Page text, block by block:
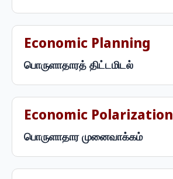
Economic Planning
பொருளாதாரத் திட்டமிடல்
Economic Polarization
பொருளாதார முனைவாக்கம்